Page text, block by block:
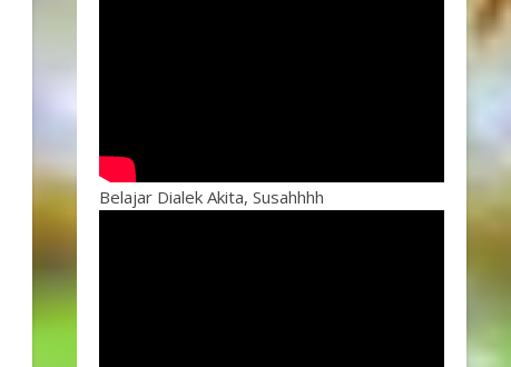
Belajar Dialek Akita, Susahhhh